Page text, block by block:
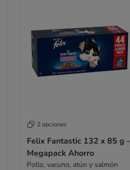
2 opciones
Felix Fantastic 132 x 85 g -
Megapack Ahorro
Pollo, vacuno, atún y salmón